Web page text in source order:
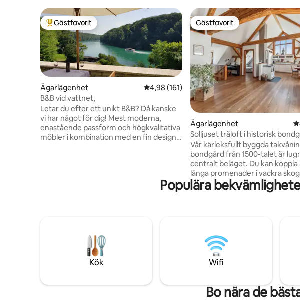
Populär gästfavorit
Gästfavorit
Ägarlägenhet 4,98 av 5 i genomsnittligt betyg, 161
4,98 (161)
B&B vid vattnet,
Letar du efter ett unikt B&B? Då kanske
vi har något för dig! Mest moderna,
enastående passform och högkvalitativa
möbler i kombination med en fin design
är den perfekta platsen för en aktiv eller
passiv paus på 2 till 7 dagar för att koppla
Gästfavorit
Gästfavorit
Ägarlägenhet
Solljuset träloft i historisk
Vår kärleksfullt byggda
bondgård från 1500-talet är
centralt beläget. Du kan koppla
långa promenader i vackra
på den idylliska Rhenfloden
många badplatser. På 5
Schwarzwald, Bodensjön/
Zürich och Alperna. Tåg till
Schaffhausen avgår varje
Populära
Kök Wifi
Bo nära de